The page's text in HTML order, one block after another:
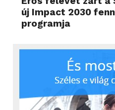
új Impact 2030
programja